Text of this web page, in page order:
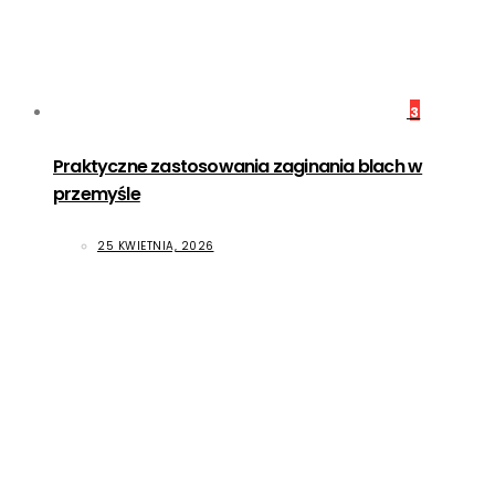
3
Praktyczne zastosowania zaginania blach w
przemyśle
25 KWIETNIA, 2026